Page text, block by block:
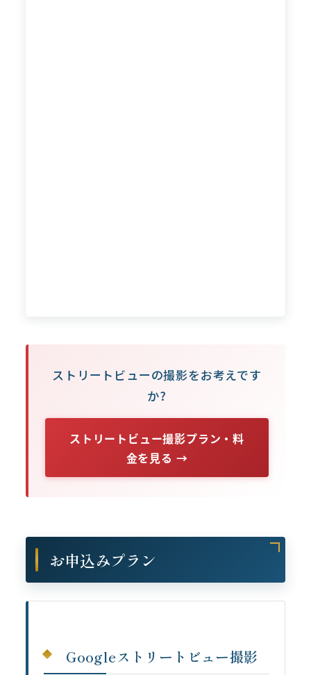
ストリートビューの撮影をお考えです
か?
ストリートビュー撮影プラン・料
金を見る →
お申込みプラン
Googleストリートビュー撮影